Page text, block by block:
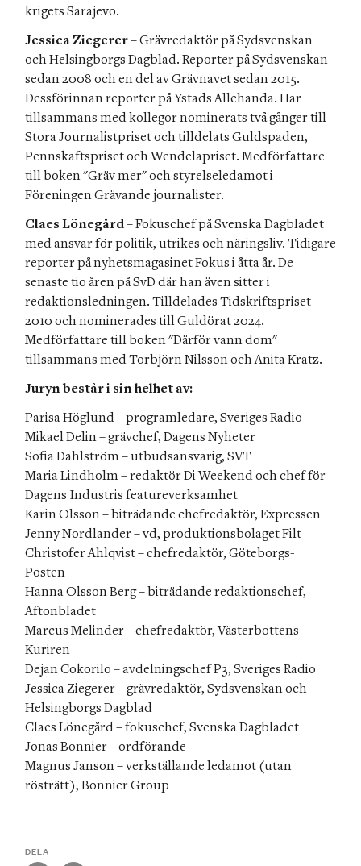
krigets Sarajevo.
Jessica Ziegerer – Grävredaktör på Sydsvenskan
och Helsingborgs Dagblad. Reporter på Sydsvenskan
sedan 2008 och en del av Grävnavet sedan 2015.
Dessförinnan reporter på Ystads Allehanda. Har
tillsammans med kollegor nominerats två gånger till
Stora Journalistpriset och tilldelats Guldspaden,
Pennskaftspriset och Wendelapriset. Medförfattare
till boken "Gräv mer" och styrelseledamot i
Föreningen Grävande journalister.
Claes Lönegård – Fokuschef på Svenska Dagbladet
med ansvar för politik, utrikes och näringsliv. Tidigare
reporter på nyhetsmagasinet Fokus i åtta år. De
senaste tio åren på SvD där han även sitter i
redaktionsledningen. Tilldelades Tidskriftspriset
2010 och nominerades till Guldörat 2024.
Medförfattare till boken "Därför vann dom"
tillsammans med Torbjörn Nilsson och Anita Kratz.
Juryn består i sin helhet av:
Parisa Höglund – programledare, Sveriges Radio
Mikael Delin – grävchef, Dagens Nyheter
Sofia Dahlström – utbudsansvarig, SVT
Maria Lindholm – redaktör Di Weekend och chef för
Dagens Industris featureverksamhet
Karin Olsson – biträdande chefredaktör, Expressen
Jenny Nordlander – vd, produktionsbolaget Filt
Christofer Ahlqvist – chefredaktör, Göteborgs-
Posten
Hanna Olsson Berg – biträdande redaktionschef,
Aftonbladet
Marcus Melinder – chefredaktör, Västerbottens-
Kuriren
Dejan Cokorilo – avdelningschef P3, Sveriges Radio
Jessica Ziegerer – grävredaktör, Sydsvenskan och
Helsingborgs Dagblad
Claes Lönegård – fokuschef, Svenska Dagbladet
Jonas Bonnier – ordförande
Magnus Janson – verkställande ledamot (utan
rösträtt), Bonnier Group
DELA